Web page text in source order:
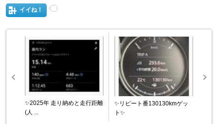
イイね！
✨2025年 走り納めと走行距離
(人 ...
✨リピート番130130kmゲッ
ト✨